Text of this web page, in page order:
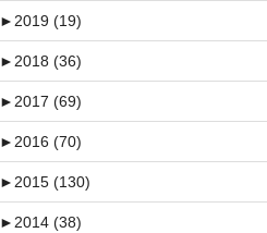
►2019 (19)
►2018 (36)
►2017 (69)
►2016 (70)
►2015 (130)
►2014 (38)